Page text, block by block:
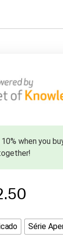
when you
Série